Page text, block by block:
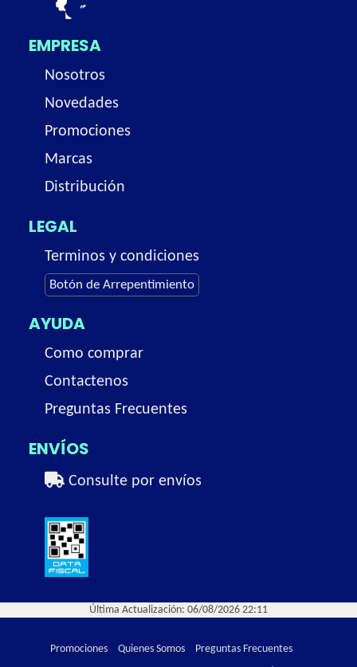
EMPRESA
Nosotros
Novedades
Promociones
Marcas
Distribución
LEGAL
Terminos y condiciones
Botón de Arrepentimiento
AYUDA
Como comprar
Contactenos
Preguntas Frecuentes
ENVÍOS
Consulte por envíos
Última Actualización: 06/08/2026 22:11
Promociones Quienes Somos
Preguntas Frecuentes